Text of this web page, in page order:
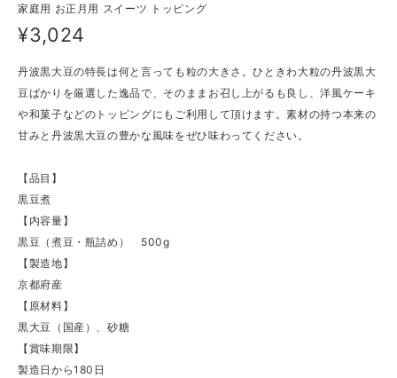
家庭用 お正月用 スイーツ トッピング
¥3,024
丹波黒大豆の特長は何と言っても粒の大きさ。ひときわ大粒の丹波黒大
豆ばかりを厳選した逸品で、そのままお召し上がるも良し、洋風ケーキ
や和菓子などのトッピングにもご利用して頂けます。素材の持つ本来の
甘みと丹波黒大豆の豊かな風味をぜひ味わってください。
【品目】
黒豆煮
【内容量】
黒豆（煮豆・瓶詰め） 500g
【製造地】
京都府産
【原材料】
黒大豆（国産）、砂糖
【賞味期限】
製造日から180日